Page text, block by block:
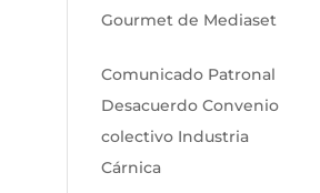
Gourmet de Mediaset
Comunicado Patronal
Desacuerdo Convenio
colectivo Industria
Cárnica